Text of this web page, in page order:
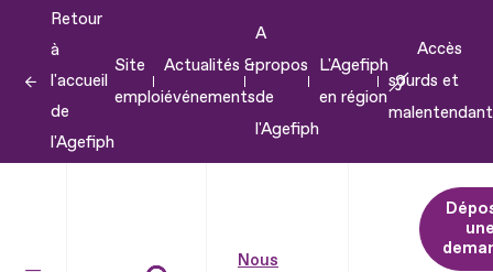
contenu
Retour
à
l'accueil
de
l'Agefiph
Site
emploi
Actualités &
événements
A
propos
de
l'Agefiph
L'Agefiph
en région
Accès
sourds et
Nous